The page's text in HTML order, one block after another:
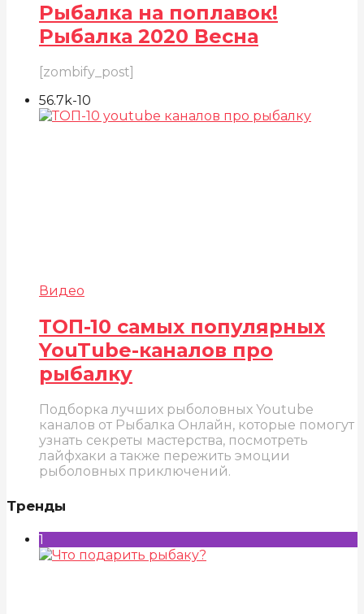
Рыбалка на поплавок!
Рыбалка 2020 Весна
[zombify_post]
56.7k-10
Видео
ТОП-10 самых популярных
YouTube-каналов про
рыбалку
Подборка лучших рыболовных Youtube
каналов от Рыбалка Онлайн, которые помогут
узнать секреты мастерства, посмотреть
лайфхаки а также пережить эмоции
рыболовных приключений.
Тренды
1